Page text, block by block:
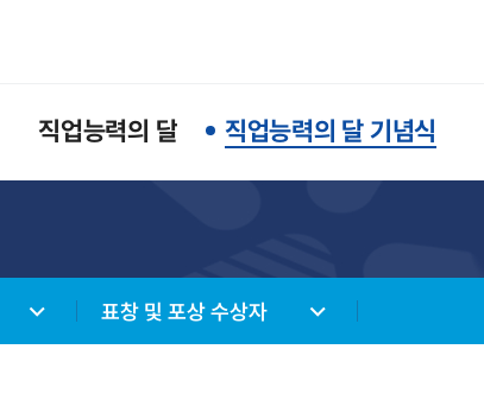
직업능력의 달 직업능력의 달 기념식
표창 및 포상 수상자